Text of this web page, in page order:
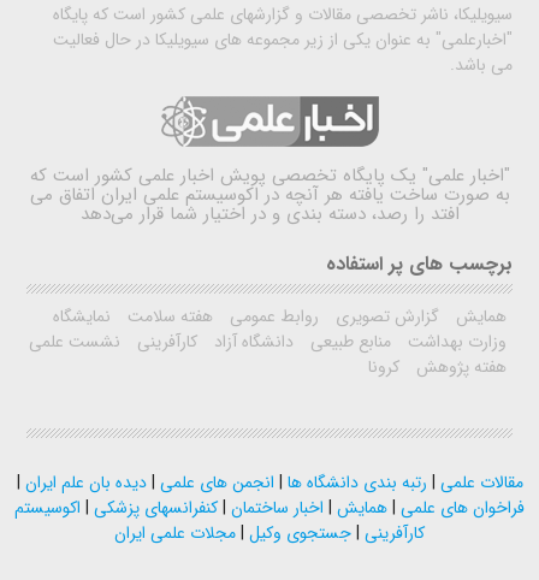
سیویلیکا، ناشر تخصصی مقالات و گزارشهای علمی کشور است که پایگاه
"اخبارعلمی" به عنوان یکی از زیر مجموعه های سیویلیکا در حال فعالیت
می باشد.
"اخبار علمی" یک پایگاه تخصصی پویش اخبار علمی کشور است که
به صورت ساخت یافته هر آنچه در اکوسیستم علمی ایران اتفاق می
افتد را رصد، دسته بندی و در اختیار شما قرار می‌دهد
برچسب های پر استفاده
همایش گزارش تصویری روابط عمومی هفته سلامت
نمایشگاه
وزارت بهداشت
منابع طبیعی دانشگاه آزاد کارآفرینی
نشست علمی
هفته پژوهش
کرونا
مقالات علمی | رتبه بندی دانشگاه ها | انجمن های علمی |دیده بان علم ایران |
فراخوان های علمی |همایش | اخبار ساختمان |کنفرانسهای پزشکی | اکوسیستم
کارآفرینی |جستجوی وکیل |مجلات علمی ایران